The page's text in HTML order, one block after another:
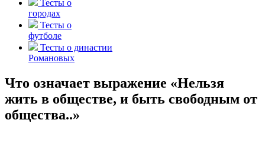
Тесты о
городах
Тесты о
футболе
Тесты о династии
Романовых
Что означает выражение «Нельзя
жить в обществе, и быть свободным от
общества..»